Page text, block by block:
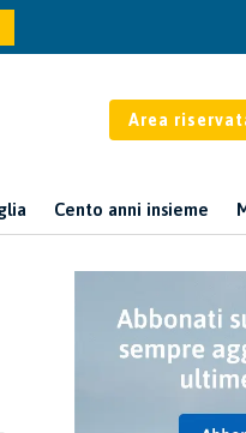
Area
Cento anni insieme